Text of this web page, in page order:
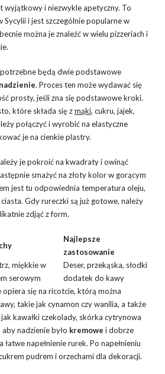
wyjątkowy i niezwykle apetyczny. To
Sycylii i jest szczególnie popularne w
można je znaleźć w wielu pizzeriach i
będą dwie podstawowe
nadzienie. Proces ten może wydawać się
prosty, jeśli zna się podstawowe kroki.
które składa się zmąki, cukru, jajek,
połączyć i wyrobić na elastyczne
je na cienkie plastry.
je pokroić na kwadraty i owinąć
smażyć na złoty kolor w gorącym
jest tu odpowiednia temperatura oleju,
Gdy rureczki są już gotowe, należy
zdjąć z form.
Najlepsze
zastosowanie
miękkie w
serowym
Deser, przekąska, słodki
dodatek do kawy
się na ricotcie, którą można
takie jak cynamon czy wanilia, a także
kawałki czekolady, skórka cytrynowa
nadzienie było kremowe i dobrze
napełnienie rurek. Po napełnieniu
pudrem i orzechami dla dekoracji.